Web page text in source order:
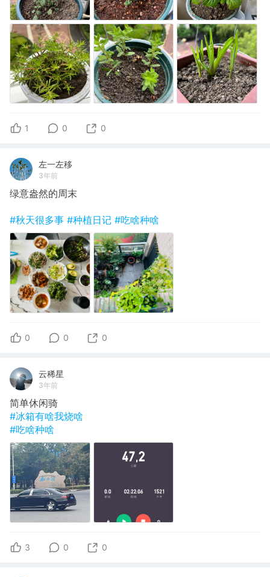
1 0 0
左一左移
3年前
绿意盎然的周末
#秋天很多事 #种植日记 #吃啥种啥
0 0 0
云稀星
3年前
简单休闲骑
#冰箱有啥我烧啥
#吃啥种啥
3 0 0